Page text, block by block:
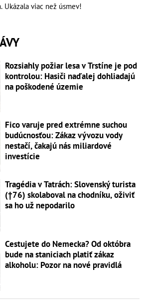
Ukázala viac než úsmev!
Rozsiahly požiar lesa v Trstíne je pod
kontrolou: Hasiči naďalej dohliadajú
na poškodené územie
Fico varuje pred extrémne suchou
budúcnosťou: Zákaz vývozu vody
nestačí, čakajú nás miliardové
investície
Tragédia v Tatrách: Slovenský turista
(†76) skolaboval na chodníku, oživiť
sa ho už nepodarilo
Cestujete do Nemecka? Od októbra
bude na staniciach platiť zákaz
alkoholu: Pozor na nové pravidlá